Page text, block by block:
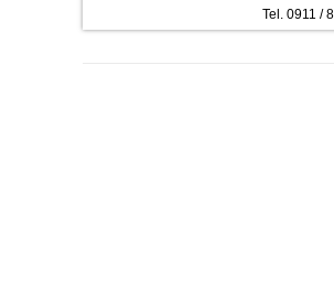
Tel. 0911 /